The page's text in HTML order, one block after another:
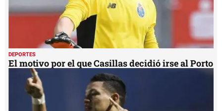
DEPORTES
El motivo por el que Casillas decidió irse al Porto